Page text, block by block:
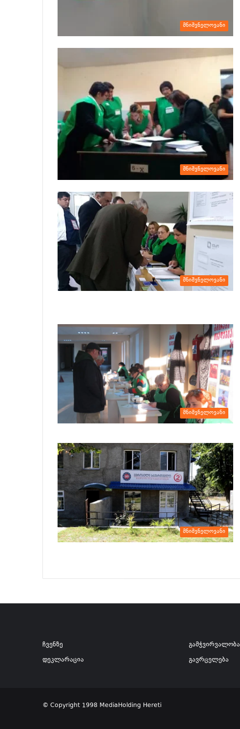
მნიშვნელოვანი
მნიშვნელოვანი
მნიშვნელოვანი
მნიშვნელოვანი
მნიშვნელოვანი
ჩვენზე
დეკლარაცია
გამჭვირვალობა
გავრცელება
© Copyright 1998 MediaHolding Hereti